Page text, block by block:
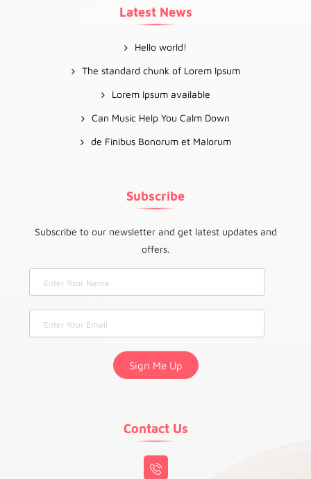
Latest News
Hello world!
The standard chunk of Lorem Ipsum
Lorem Ipsum available
Can Music Help You Calm Down
de Finibus Bonorum et Malorum
Subscribe
Subscribe to our newsletter and get latest updates and
offers.
Contact Us